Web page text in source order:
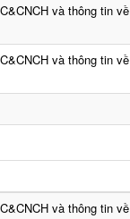
và thông tin về
và thông tin về
và thông tin về